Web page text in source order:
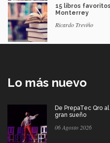
15 libros
Monterrey
Ricardo Treviño
Lo más nuevo
De PrepaTec Qro
gran sueño
06 Agosto 2026